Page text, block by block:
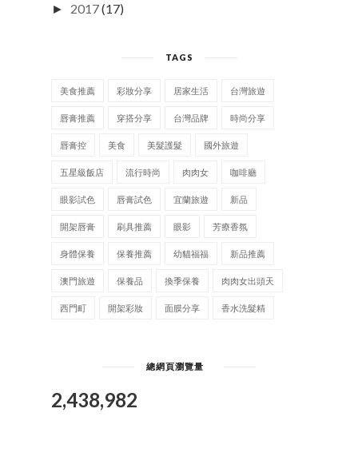
► 2017(17)
TAGS
美食推薦 彩妝分享 居家生活 台灣旅遊
唇膏推薦 穿搭分享 台灣品牌 時尚分享
唇膏控 美食 美髮護髮 國外旅遊
五星級飯店 流行時尚 肉肉女 咖啡廳
眼影試色 唇膏試色 宜蘭旅遊 新品
開架唇膏 刷具推薦 眼影 芳療香氛
身體保養 保養推薦 幼貓福福 新品推薦
澳門旅遊 保養品 換季保養 肉肉女出頭天
西門町 開架彩妝 面膜分享 香水洗髮精
總網頁瀏覽量
2,438,982